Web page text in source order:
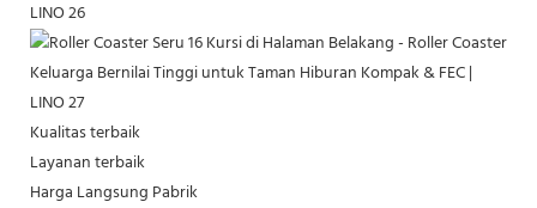
Kualitas terbaik
Layanan terbaik
Harga Langsung Pabrik